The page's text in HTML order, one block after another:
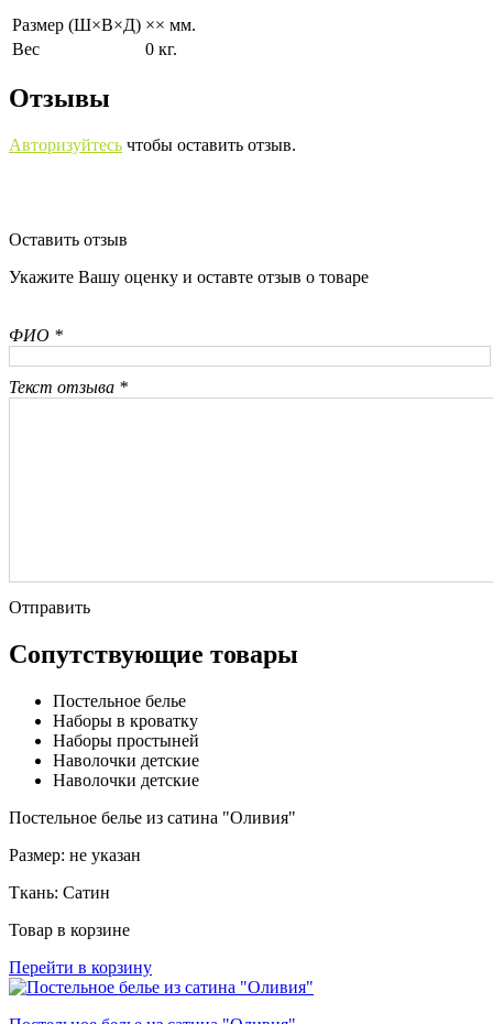
Размер (Ш×В×Д) ×× мм.
Вес
0 кг.
Отзывы
Авторизуйтесь чтобы оставить отзыв.
Оставить отзыв
Укажите Вашу оценку и оставте отзыв о товаре
ФИО *
Текст отзыва *
Отправить
Сопутствующие товары
Постельное белье
Наборы в кроватку
Наборы простыней
Наволочки детские
Наволочки детские
Постельное белье из сатина "Оливия"
Размер: не указан
Ткань: Сатин
Товар в корзине
Перейти в корзину